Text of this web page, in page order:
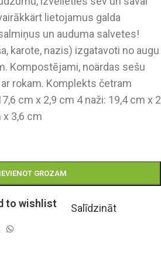
lietojamus galda
un auduma salvetes!
karote, nazis) izgatavoti no augu
Kompostējami, noärdas sešu
rokam. Komplekts četram
cm x 2,9 cm 4 naži: 19,4 cm x 2
x 3,6 cm
GROZAM
to wishlist
Salīdzināt